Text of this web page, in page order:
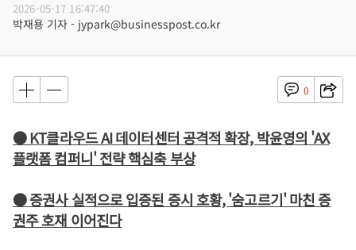
2026-05-17 16:47:40
박재용 기자 - jypark@businesspost.co.kr
0
● KT클라우드 AI 데이터센터 공격적 확장, 박윤영의 'AX
플랫폼 컴퍼니' 전략 핵심축 부상
● 증권사 실적으로 입증된 증시 호황, '숨고르기' 마친 증
권주 호재 이어진다